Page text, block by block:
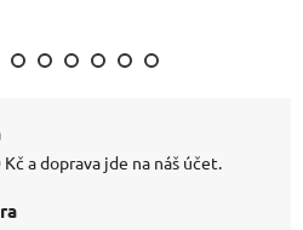
a doprava jde na náš účet.